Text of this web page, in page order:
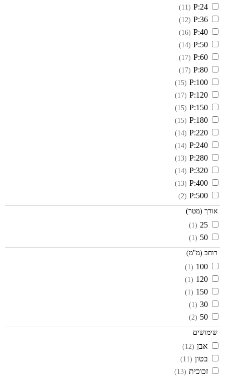
P:24
P:36
P:40
P:50
P:60
P:80
P:100
P:120
P:150
P:180
P:220
P:240
P:280
P:320
P:400
P:500
אורך (מטר)
25
50
רוחב (מ"מ)
100
120
150
30
50
שימושים
אבן
בטון
זכוכית